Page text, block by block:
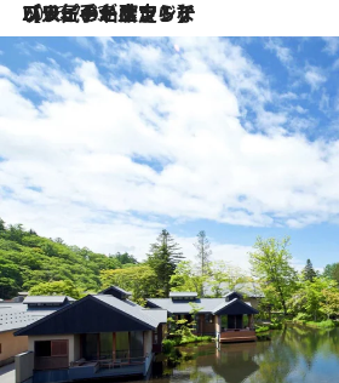
2026.7.23
【リピート確定！】ハワイの名店ランチプレートとサンドイッチ、手が止まらない人気ドーナツ